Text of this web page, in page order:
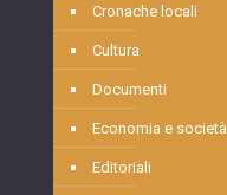
Cronache locali
Cultura
Documenti
Economia e società
Editoriali